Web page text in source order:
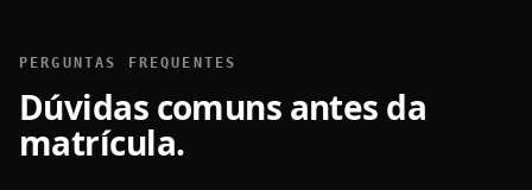
PERGUNTAS FREQUENTES
Dúvidas comuns antes da
matrícula.